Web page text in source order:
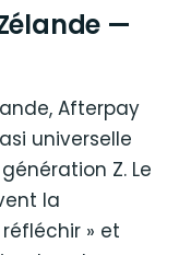
—
Afterpay
universelle
Z. Le
la
» et